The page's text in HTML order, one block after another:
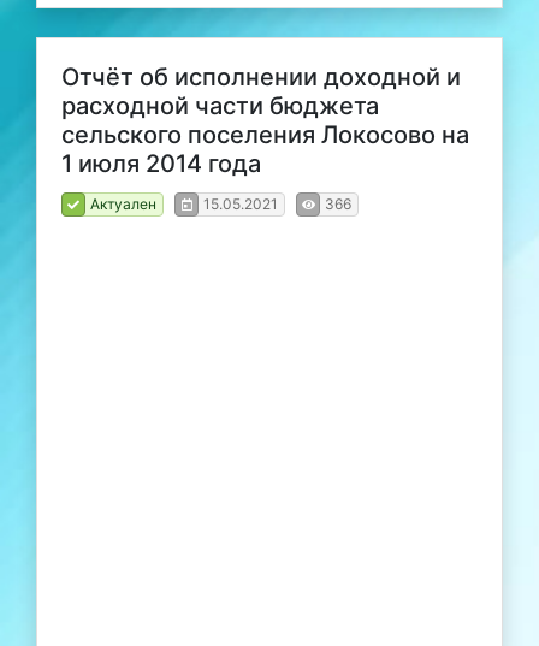
Отчёт об исполнении доходной и
расходной части бюджета
сельского поселения Локосово на
1 июля 2014 года
Актуален 15.05.2021 366